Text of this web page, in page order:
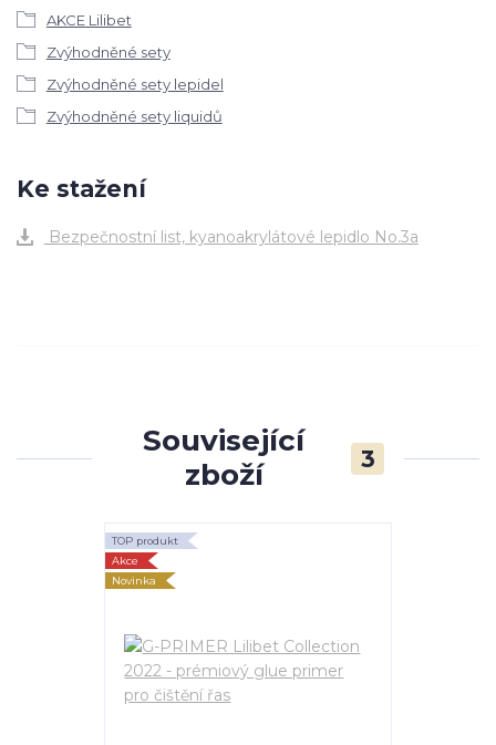
AKCE Lilibet
Zvýhodněné sety
Zvýhodněné sety lepidel
Zvýhodněné sety liquidů
Ke stažení
Bezpečnostní list, kyanoakrylátové lepidlo No.3a
Související
zboží
3
TOP produkt
Akce
Novinka